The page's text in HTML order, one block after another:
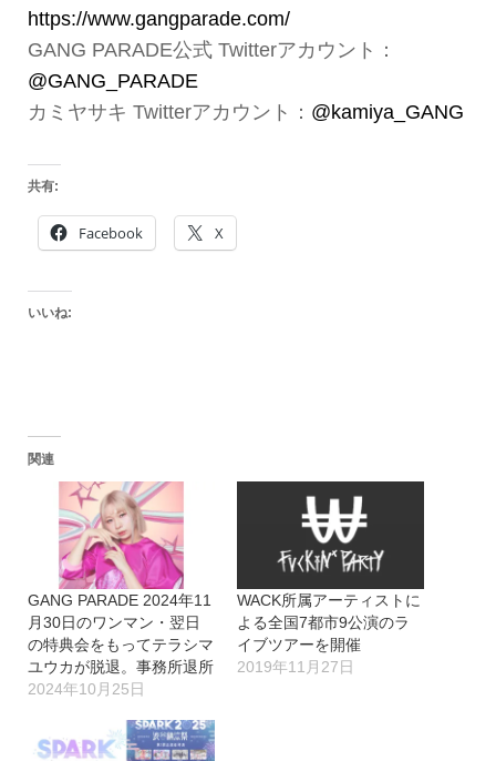
https://www.gangparade.com/
GANG PARADE公式 Twitterアカウント：
@GANG_PARADE
カミヤサキ Twitterアカウント： @kamiya_GANG
共有:
Facebook X
いいね:
関連
GANG PARADE 2024年11
月30日のワンマン・翌日
の特典会をもってテラシマ
ユウカが脱退。事務所退所
2024年10月25日
WACK所属アーティストに
よる全国7都市9公演のラ
イブツアーを開催
2019年11月27日